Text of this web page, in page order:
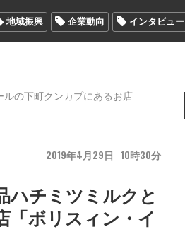
地域振興 企業動向 インタビュー
の下町クンカプにあるお店
2019 4 29 10 30
ハチミツミルクと
「ボリスィン・イ